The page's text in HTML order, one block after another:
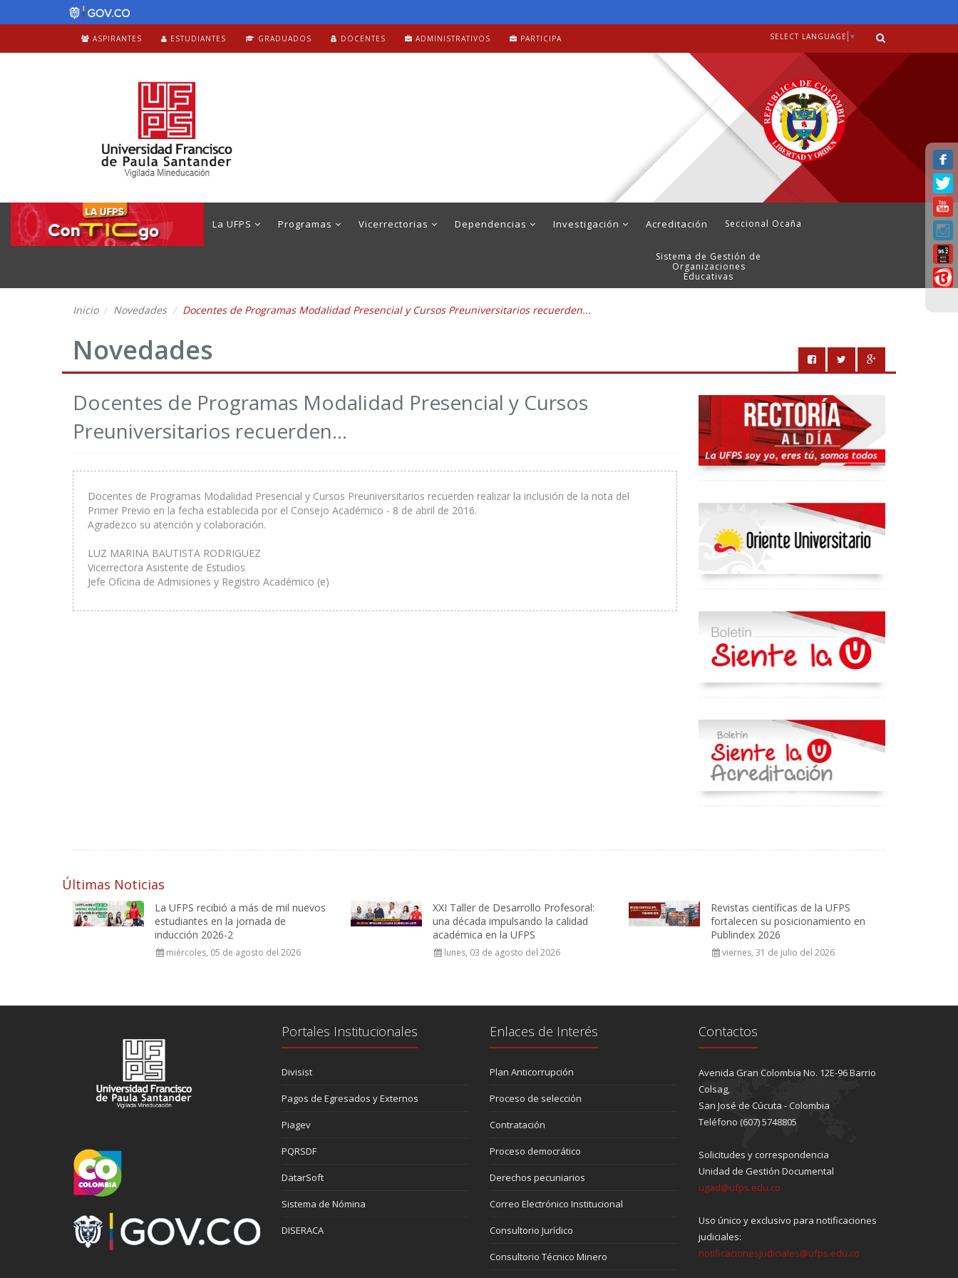
ASPIRANTES ESTUDIANTES GRADUADOS DOCENTES ADMINISTRATIVOS PARTICIPA SELECT LANGUAGE ▼
La UFPS Programas Vicerrectorias Dependencias Investigación Acreditación Seccional Ocaña
Sistema de Gestión de
Organizaciones
Educativas
Inicio Novedades Docentes de Programas Modalidad Presencial y Cursos Preuniversitarios recuerden...
Novedades
Docentes de Programas Modalidad Presencial y Cursos
Preuniversitarios recuerden...
Docentes de Programas Modalidad Presencial y Cursos Preuniversitarios recuerden realizar la inclusión de la nota del
Primer Previo en la fecha establecida por el Consejo Académico - 8 de abril de 2016.
Agradezco su atención y colaboración.
LUZ MARINA BAUTISTA RODRIGUEZ
Vicerrectora Asistente de Estudios
Jefe Oficina de Admisiones y Registro Académico (e)
Últimas Noticias
La UFPS recibió a más de mil nuevos
estudiantes en la jornada de
inducción 2026-2
miércoles, 05 de agosto del 2026
XXI Taller de Desarrollo Profesoral:
una década impulsando la calidad
académica en la UFPS
lunes, 03 de agosto del 2026
Revistas científicas de la UFPS
fortalecen su posicionamiento en
Publindex 2026
viernes, 31 de julio del 2026
Portales Institucionales
Divisist
Pagos de Egresados y Externos
Piagev
PQRSDF
DatarSoft
Sistema de Nómina
DISERACA
Enlaces de Interés
Plan Anticorrupción
Proceso de selección
Contratación
Proceso democrático
Derechos pecuniarios
Correo Electrónico Institucional
Consultorio Jurídico
Consultorio Técnico Minero
Contactos
Avenida Gran Colombia No. 12E-96 Barrio
Colsag,
San José de Cúcuta - Colombia
Teléfono (607) 5748805
Solicitudes y correspondencia
Unidad de Gestión Documental
ugad@ufps.edu.co
Uso único y exclusivo para notificaciones
judiciales:
notificacionesjudiciales@ufps.edu.co